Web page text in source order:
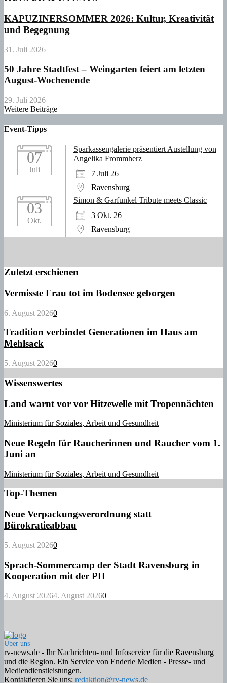
KAPUZINERSOMMER 2026: Kultur, Kreativität
und Begegnung
31. Juli 2026
50 Jahre Stadtfest – Weingarten feiert am letzten
August-Wochenende
29. Juli 2026
Weitere Beiträge
Event-Tipps
07
Juli
Sparkassengalerie präsentiert Austellung von
Angelika Frommherz
7 Juli 26
Ravensburg
03
Okt.
Simon & Garfunkel Tribute meets Classic
3 Okt. 26
Ravensburg
Zuletzt erschienen
Vermisste Frau tot im Bodensee geborgen
6. August 20260
Tradition verbindet Generationen im Haus am
Mehlsack
5. August 20260
Wissenswertes
Land warnt vor vor Hitzewelle mit Tropennächten
Ministerium für Soziales, Arbeit und Gesundheit
Neue Regeln für Raucherinnen und Raucher vom 1.
Juni an
Ministerium für Soziales, Arbeit und Gesundheit
Top-Themen
Neue Verpackungsverordnung statt
Bürokratieabbau
5. August 20260
Sprach-Sommercamp der Stadt Ravensburg in
Kooperation mit der PH
4. August 20264. August 20260
Über uns
rv-news.de - Ihr Nachrichten- und Infoservice für die Ravensburg
und die Region. Ein Service von Enderle Medien - Presse- und
Mediendienstleistungen.
Kontaktieren Sie uns: redaktion@rv-news.de